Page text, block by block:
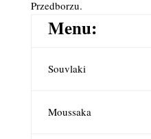
Przedborzu.
Menu:
Souvlaki
Moussaka